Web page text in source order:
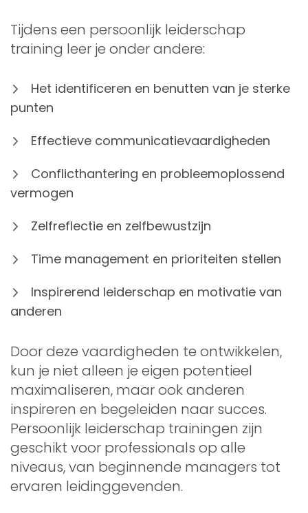
Tijdens een persoonlijk leiderschap
training leer je onder andere:
Het identificeren en benutten van je sterke
punten
Effectieve communicatievaardigheden
Conflicthantering en probleemoplossend
vermogen
Zelfreflectie en zelfbewustzijn
Time management en prioriteiten stellen
Inspirerend leiderschap en motivatie van
anderen
Door deze vaardigheden te ontwikkelen,
kun je niet alleen je eigen potentieel
maximaliseren, maar ook anderen
inspireren en begeleiden naar succes.
Persoonlijk leiderschap trainingen zijn
geschikt voor professionals op alle
niveaus, van beginnende managers tot
ervaren leidinggevenden.